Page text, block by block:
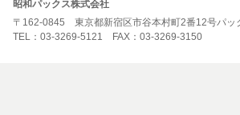
昭和パックス株式会社
〒162-0845 東京都新宿区市谷本村町2番12号パッ
TEL：03-3269-5121 FAX：03-3269-3150